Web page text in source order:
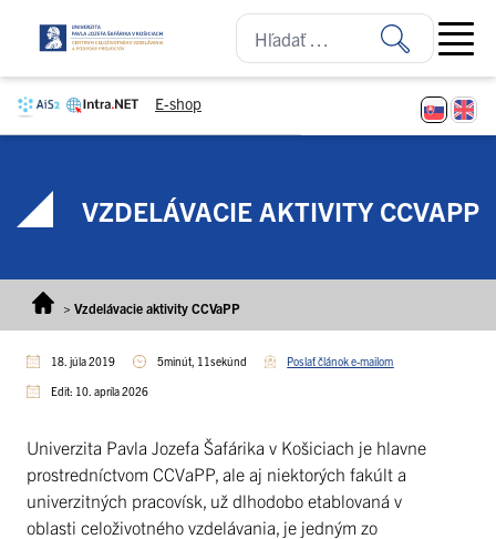
E-shop
Open
VZDELÁVACIE AKTIVITY CCVAPP
> Vzdelávacie aktivity CCVaPP
18. júla 2019 5minút, 11sekúnd Poslať článok e-mailom
Edit: 10. apríla 2026
Univerzita Pavla Jozefa Šafárika v Košiciach je hlavne
prostredníctvom CCVaPP, ale aj niektorých fakúlt a
univerzitných pracovísk, už dlhodobo etablovaná v
oblasti celoživotného vzdelávania, je jedným zo